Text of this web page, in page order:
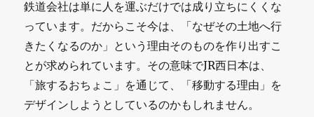
鉄道会社は単に人を運ぶだけでは成り立ちにくくな
っています。だからこそ今は、「なぜその土地へ行
きたくなるのか」という理由そのものを作り出すこ
とが求められています。その意味でJR西日本は、
「旅するおちょこ」を通じて、「移動する理由」を
デザインしようとしているのかもしれません。